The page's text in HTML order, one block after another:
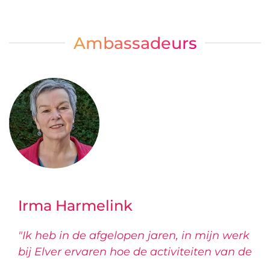
Ambassadeurs
Irma Harmelink
"Ik heb in de afgelopen jaren, in mijn werk
bij Elver ervaren hoe de activiteiten van de